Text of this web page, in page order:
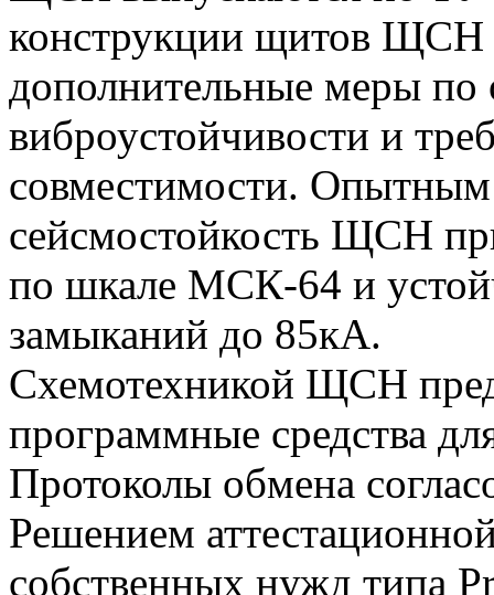
конструкции щитов ЩСН
дополнительные меры по
виброустойчивости и
совместимости.
сейсмостойкость ЩСН
по шкале МСК-64 и
замыканий до 85кА.
Схемотехникой ЩСН
программные средства
Протоколы обмена
Решением
собственных нужд типа